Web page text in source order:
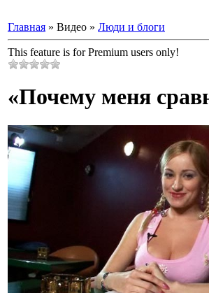
Главная » Видео » Люди и блоги
This feature is for Premium users only!
«Почему меня